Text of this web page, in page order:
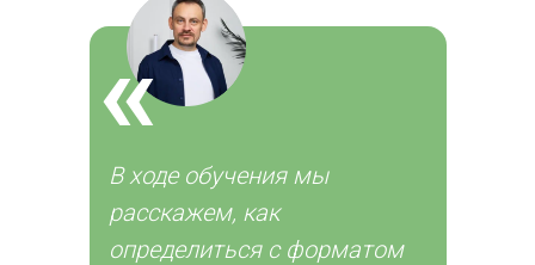
В ходе обучения мы
расскажем, как
определиться с форматом
«